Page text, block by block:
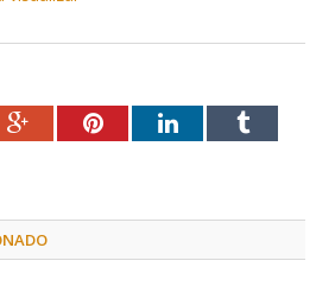
Google+PinterestLinkedInTumblr